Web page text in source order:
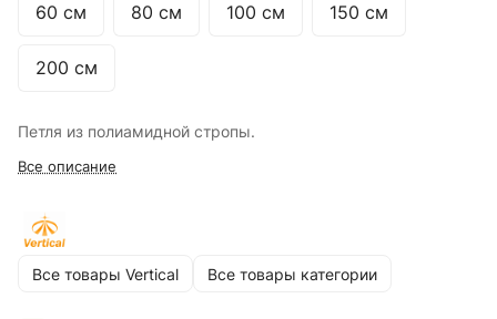
60 см 80 см 100 см 150 см
200 см
Петля из полиамидной стропы.
Все описание
Все товары Vertical Все товары категории